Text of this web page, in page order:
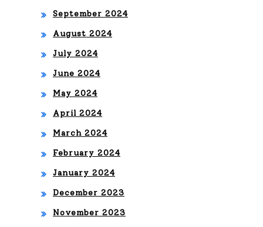
September 2024
August 2024
July 2024
June 2024
May 2024
April 2024
March 2024
February 2024
January 2024
December 2023
November 2023